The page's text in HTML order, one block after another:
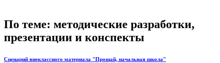
По теме: методические разработки,
презентации и конспекты
Сценарий внеклассного материала "Прощай, начальная школа"